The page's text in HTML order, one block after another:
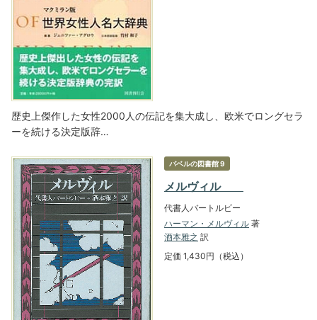
歴史上傑作した女性2000人の伝記を集大成し、欧米でロングセラ
ーを続ける決定版辞…
バベルの図書館 9
メルヴィル
代書人バートルビー
ハーマン・メルヴィル 著
酒本雅之 訳
定価 1,430円（税込）